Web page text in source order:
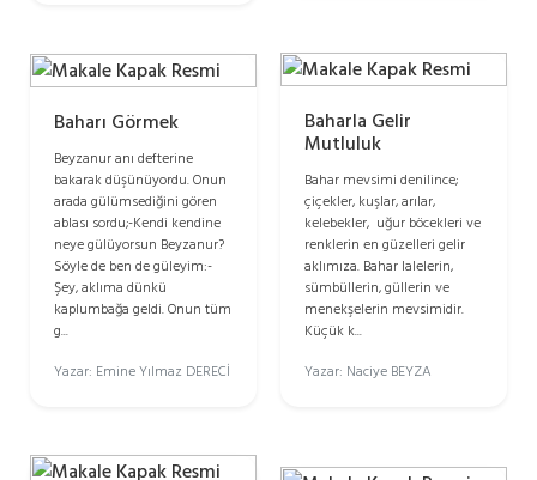
Baharı Görmek
Beyzanur anı defterine
bakarak düşünüyordu. Onun
arada gülümsediğini gören
ablası sordu;-Kendi kendine
neye gülüyorsun Beyzanur?
Söyle de ben de güleyim:-
Şey, aklıma dünkü
kaplumbağa geldi. Onun tüm
g...
Yazar: Emine Yılmaz DERECİ
Baharla Gelir
Mutluluk
Bahar mevsimi denilince;
çiçekler, kuşlar, arılar,
kelebekler, uğur böcekleri ve
renklerin en güzelleri gelir
aklımıza. Bahar lalelerin,
sümbüllerin, güllerin ve
menekşelerin mevsimidir.
Küçük k...
Yazar: Naciye BEYZA